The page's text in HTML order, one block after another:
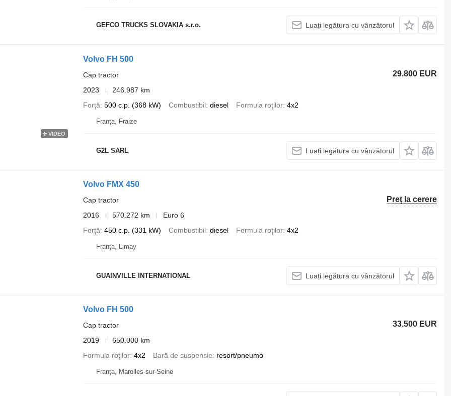
GEFCO TRUCKS SLOVAKIA s.r.o. Luați legătura cu vânzătorul
VIDEO
Volvo FH 500
29.800 EUR
Cap tractor
2023
246.987 km
Forţă 500 c.p. (368 kW) Combustibil diesel Formula roţilor 4x2
Franţa, Fraize
G2L SARL Luați legătura cu vânzătorul
Volvo FMX 450
Preț la cerere
Cap tractor
2016
570.272 km
Euro 6
Forţă 450 c.p. (331 kW) Combustibil diesel Formula roţilor 4x2
Franţa, Limay
GUAINVILLE INTERNATIONAL Luați legătura cu vânzătorul
Volvo FH 500
33.500 EUR
Cap tractor
2019
650.000 km
Formula roţilor 4x2 Bară de suspensie resort/pneumo
Franţa, Marolles-sur-Seine